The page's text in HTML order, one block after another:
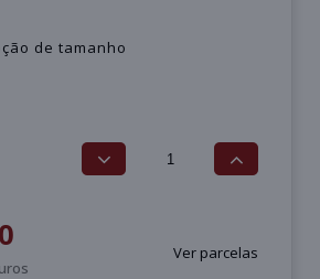
de tamanho
Ver parcelas